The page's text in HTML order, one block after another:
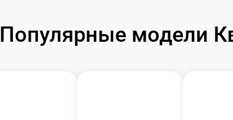
Популярные модели